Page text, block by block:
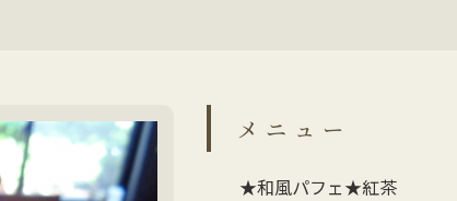
メニュー
★和風パフェ★紅茶